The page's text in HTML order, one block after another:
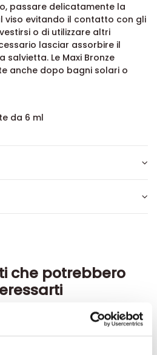
passare delicatamente la
viso evitando il contatto con gli
o di utilizzare altri
lasciar assorbire il
Le Maxi Bronze
anche dopo bagni solari o
da 6 ml
che potrebbero